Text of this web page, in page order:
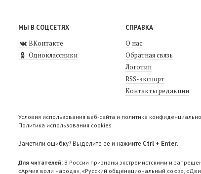
МЫ В СОЦСЕТЯХ
ВКонтакте
Одноклассники
СПРАВКА
О нас
Обратная связь
Логотип
RSS-экспорт
Контакты редакции
Условия использования веб-сайта и политика
Политика использования cookies
Заметили ошибку? Выделите её и нажмите Ctrl + Enter.
Для читателей: В России признаны экстремистскими и
«Армия воли народа», «Русский общенациональный союз»,